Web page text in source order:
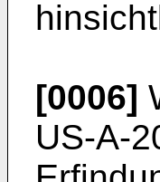
[0006]
US-A-